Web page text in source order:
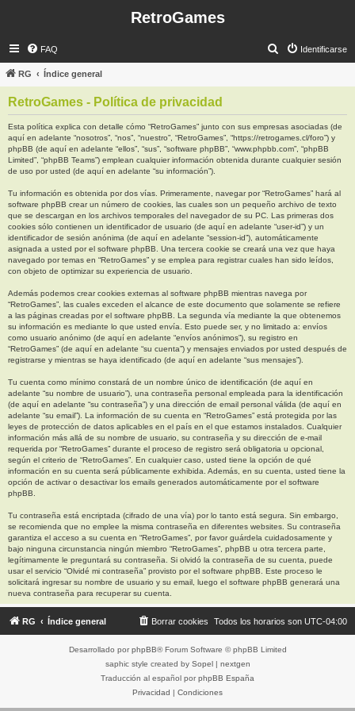
RetroGames
FAQ Identificarse
s
a
r
RG Índice general
RetroGames - Política de privacidad
Esta política explica con detalle cómo “RetroGames” junto con sus empresas asociadas (de
aquí en adelante “nosotros”, “nos”, “nuestro”, “RetroGames”, “https://retrogames.cl/foro”) y
phpBB (de aquí en adelante “ellos”, “sus”, “software phpBB”, “www.phpbb.com”, “phpBB
Limited”, “phpBB Teams”) emplean cualquier información obtenida durante cualquier sesión
de uso por usted (de aquí en adelante “su información”).
Tu información es obtenida por dos vías. Primeramente, navegar por “RetroGames” hará al
software phpBB crear un número de cookies, las cuales son un pequeño archivo de texto
que se descargan en los archivos temporales del navegador de su PC. Las primeras dos
cookies sólo contienen un identificador de usuario (de aquí en adelante “user-id”) y un
identificador de sesión anónima (de aquí en adelante “session-id”), automáticamente
asignada a usted por el software phpBB. Una tercera cookie se creará una vez que haya
navegado por temas en “RetroGames” y se emplea para registrar cuales han sido leídos,
con objeto de optimizar su experiencia de usuario.
Además podemos crear cookies externas al software phpBB mientras navega por
“RetroGames”, las cuales exceden el alcance de este documento que solamente se refiere
a las páginas creadas por el software phpBB. La segunda vía mediante la que obtenemos
su información es mediante lo que usted envía. Esto puede ser, y no limitado a: envíos
como usuario anónimo (de aquí en adelante “envíos anónimos”), su registro en
“RetroGames” (de aquí en adelante “su cuenta”) y mensajes enviados por usted después de
registrarse y mientras se haya identificado (de aquí en adelante “sus mensajes”).
Tu cuenta como mínimo constará de un nombre único de identificación (de aquí en
adelante “su nombre de usuario”), una contraseña personal empleada para la identificación
(de aquí en adelante “su contraseña”) y una dirección de email personal válida (de aquí en
adelante “su email”). La información de su cuenta en “RetroGames” está protegida por las
leyes de protección de datos aplicables en el país en el que estamos instalados. Cualquier
información más allá de su nombre de usuario, su contraseña y su dirección de e-mail
requerida por “RetroGames” durante el proceso de registro será obligatoria u opcional,
según el criterio de “RetroGames”. En cualquier caso, usted tiene la opción de qué
información en su cuenta será públicamente exhibida. Además, en su cuenta, usted tiene la
opción de activar o desactivar los emails generados automáticamente por el software
phpBB.
Tu contraseña está encriptada (cifrado de una vía) por lo tanto está segura. Sin embargo,
se recomienda que no emplee la misma contraseña en diferentes websites. Su contraseña
garantiza el acceso a su cuenta en “RetroGames”, por favor guárdela cuidadosamente y
bajo ninguna circunstancia ningún miembro “RetroGames”, phpBB u otra tercera parte,
legítimamente le preguntará su contraseña. Si olvidó la contraseña de su cuenta, puede
usar el servicio “Olvidé mi contraseña” provisto por el software phpBB. Este proceso le
solicitará ingresar su nombre de usuario y su email, luego el software phpBB generará una
nueva contraseña para recuperar su cuenta.
RG Índice general Todos los horarios son UTC-04:00
Borrar cookies
Desarrollado por phpBB® Forum Software © phpBB Limited
saphic style created by Sopel| nextgen
Traducción al español por phpBB España
Privacidad | Condiciones